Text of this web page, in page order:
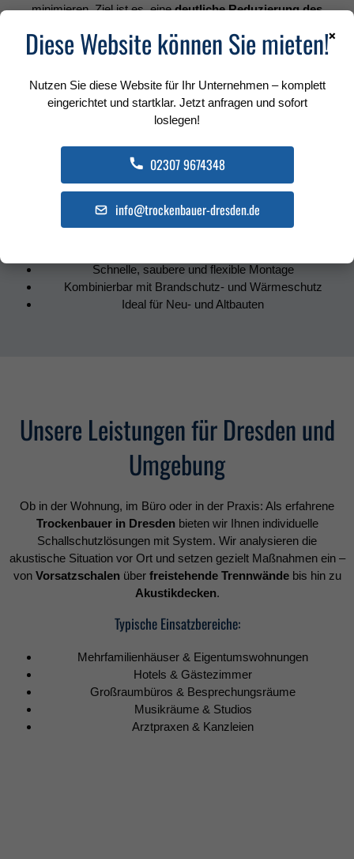
minimieren. Ziel ist es, einedeutliche Reduzierung des
erreichen – ohne massive Mauern oder aufwendige Umbauten.
Vorteile von Trockenbau-Schallschutz
Schnelle, saubere und flexible Montage
Kombinierbar mit Brandschutz- und Wärmeschutz
Ideal für Neu- und Altbauten
Unsere Leistungen für Dresden und
Umgebung
Ob in der Wohnung, im Büro oder in der Praxis: Als erfahrene
Trockenbauer in Dresdenbieten wir Ihnen individuelle
Schallschutzlösungen mit System. Wir analysieren die
akustische Situation vor Ort und setzen gezielt Maßnahmen ein –
von Vorsatzschalenüber freistehende Trennwändebis hin zu
Akustikdecken.
Typische Einsatzbereiche:
Mehrfamilienhäuser & Eigentumswohnungen
Hotels & Gästezimmer
Großraumbüros & Besprechungsräume
Musikräume & Studios
Arztpraxen & Kanzleien
×
Diese Website können Sie mieten!
Nutzen Sie diese Website für Ihr Unternehmen – komplett
eingerichtet und startklar. Jetzt anfragen und sofort
loslegen!
02307 9674348
info@trockenbauer-dresden.de